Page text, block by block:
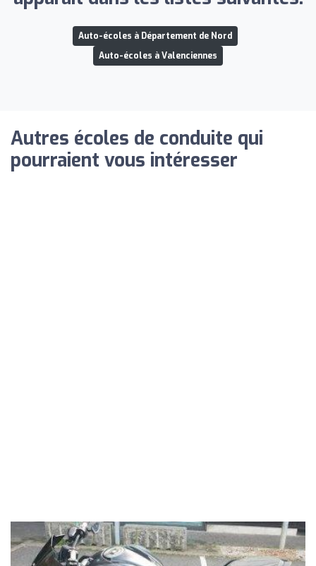
Auto-écoles à Département de Nord
Auto-écoles à Valenciennes
Autres écoles de conduite qui
pourraient vous intéresser